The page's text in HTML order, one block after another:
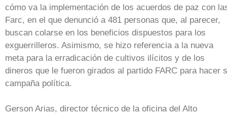
cómo va la implementación de los acuerdos de paz con
Farc, en el que denunció a 481 personas que, al parecer,
buscan colarse en los beneficios dispuestos para los
exguerrilleros. Asimismo, se hizo referencia a la nueva
meta para la erradicación de cultivos ilícitos y de los
dineros que le fueron girados al partido FARC para hacer
campaña política.
Gerson Arias, director técnico de la oficina del Alto